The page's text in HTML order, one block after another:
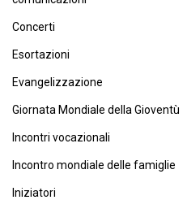
Concerti
Esortazioni
Evangelizzazione
Giornata Mondiale della Gioventù
Incontri vocazionali
Incontro mondiale delle famiglie
Iniziatori